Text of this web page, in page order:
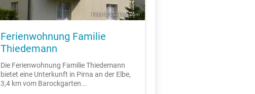
Foto: © booking.com
Ferienwohnung Familie
Thiedemann
Die Ferienwohnung Familie Thiedemann
bietet eine Unterkunft in Pirna an der Elbe,
3,4 km vom Barockgarten...